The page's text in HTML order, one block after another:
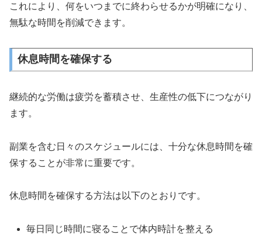
これにより、何をいつまでに終わらせるかが明確になり、
無駄な時間を削減できます。
休息時間を確保する
継続的な労働は疲労を蓄積させ、生産性の低下につながり
ます。
副業を含む日々のスケジュールには、十分な休息時間を確
保することが非常に重要です。
休息時間を確保する方法は以下のとおりです。
毎日同じ時間に寝ることで体内時計を整える